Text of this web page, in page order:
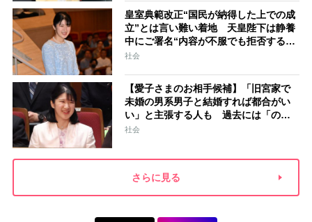
皇室典範改正“国民が納得した上での成
立”とは言い難い着地 天皇陛下は静養
中にご署名“内容が不服でも拒否するこ
とはできない” 米大手紙は男系男子に
社会
【愛子さまのお相手候補】「旧宮家で
未婚の男系男子と結婚すれば都合がい
い」と主張する人も 過去には「のび
太くん」「野球部エース」「華道家元
社会
さらに見る